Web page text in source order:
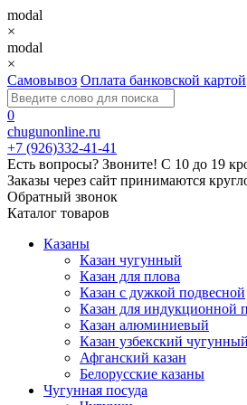
modal
×
modal
×
Самовывоз Оплата банковской картой
0
chugunonline.ru
+7 (926)332-41-41
Есть вопросы? Звоните! С 10 до 19
Заказы через сайт принимаются
Обратный звонок
Каталог товаров
Казаны
Казан чугунный
Казан для плова
Казан с дужкой подвесной
Казан для индукционной
Казан алюминиевый
Казан узбекский чугунный
Афганский казан
Белорусские казаны
Чугунная посуда